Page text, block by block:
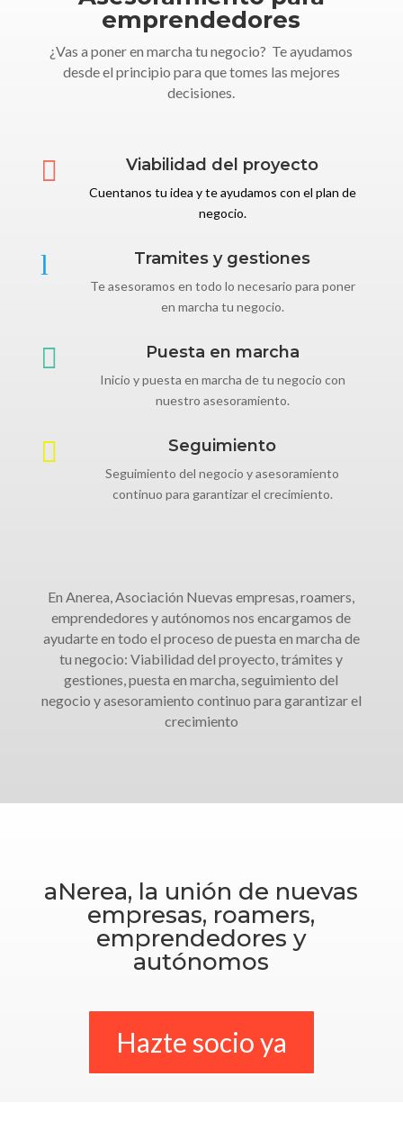
emprendedores
¿Vas a poner en marcha tu negocio? Te ayudamos
desde el principio para que tomes las mejores
decisiones.
 Viabilidad del proyecto
Cuentanos tu idea y te ayudamos con el plan de
negocio.
l Tramites y gestiones
Te asesoramos en todo lo necesario para poner
en marcha tu negocio.
 Puesta en marcha
Inicio y puesta en marcha de tu negocio con
nuestro asesoramiento.
 Seguimiento
Seguimiento del negocio y asesoramiento
continuo para garantizar el crecimiento.
En Anerea, Asociación Nuevas empresas, roamers,
emprendedores y autónomos nos encargamos de
ayudarte en todo el proceso de puesta en marcha de
tu negocio: Viabilidad del proyecto, trámites y
gestiones, puesta en marcha, seguimiento del
negocio y asesoramiento continuo para garantizar el
crecimiento
aNerea, la unión de nuevas
empresas, roamers,
emprendedores y
autónomos
Hazte socio ya